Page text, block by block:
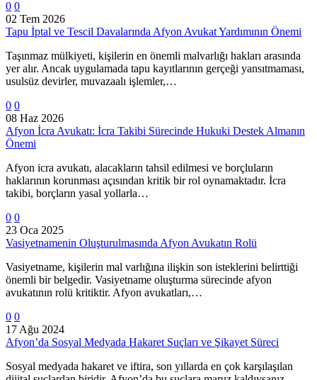
0 0
02 Tem 2026
Tapu İptal ve Tescil Davalarında Afyon Avukat Yardımının Önemi
Taşınmaz mülkiyeti, kişilerin en önemli malvarlığı hakları arasında
yer alır. Ancak uygulamada tapu kayıtlarının gerçeği yansıtmaması,
usulsüz devirler, muvazaalı işlemler,…
0 0
08 Haz 2026
Afyon İcra Avukatı: İcra Takibi Sürecinde Hukuki Destek Almanın
Önemi
Afyon icra avukatı, alacakların tahsil edilmesi ve borçluların
haklarının korunması açısından kritik bir rol oynamaktadır. İcra
takibi, borçların yasal yollarla…
0 0
23 Oca 2025
Vasiyetnamenin Oluşturulmasında Afyon Avukatın Rolü
Vasiyetname, kişilerin mal varlığına ilişkin son isteklerini belirttiği
önemli bir belgedir. Vasiyetname oluşturma sürecinde afyon
avukatının rolü kritiktir. Afyon avukatları,…
0 0
17 Ağu 2024
Afyon’da Sosyal Medyada Hakaret Suçları ve Şikayet Süreci
Sosyal medyada hakaret ve iftira, son yıllarda en çok karşılaşılan